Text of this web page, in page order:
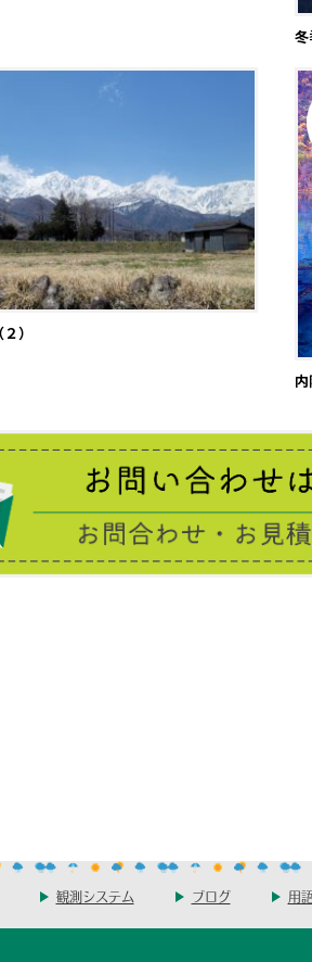
）
観測システム ブログ 用